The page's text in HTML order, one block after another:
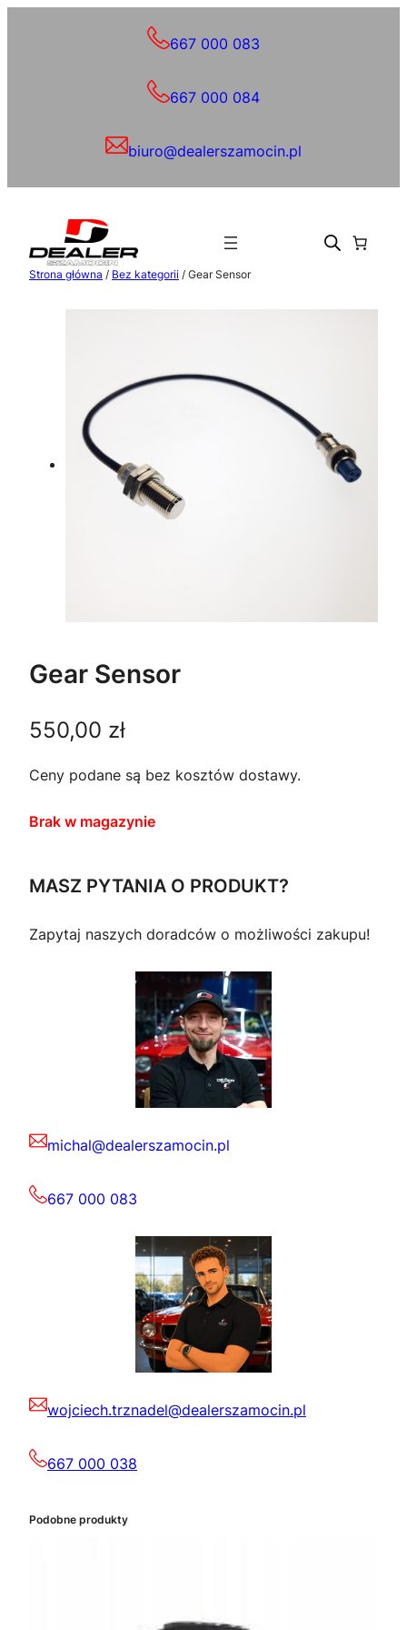
667 000 083
667 000 084
biuro@dealerszamocin.pl
Strona główna / Bez kategorii / Gear Sensor
Gear Sensor
550,00 zł
Ceny podane są bez kosztów dostawy.
Brak w magazynie
MASZ PYTANIA O PRODUKT?
Zapytaj naszych doradców o możliwości zakupu!
michal@dealerszamocin.pl
667 000 083
wojciech.trznadel@dealerszamocin.pl
667 000 038
Podobne produkty